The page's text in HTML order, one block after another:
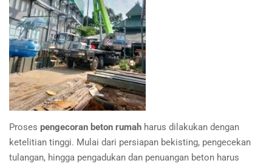
Proses pengecoran beton rumah harus dilakukan dengan
ketelitian tinggi. Mulai dari persiapan bekisting, pengecekan
tulangan, hingga pengadukan dan penuangan beton harus